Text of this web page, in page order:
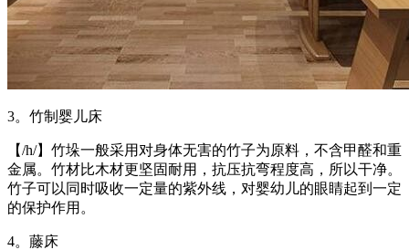
3。竹制婴儿床
【/h/】竹垛一般采用对身体无害的竹子为原料，不含甲醛和重
金属。竹材比木材更坚固耐用，抗压抗弯程度高，所以干净。
竹子可以同时吸收一定量的紫外线，对婴幼儿的眼睛起到一定
的保护作用。
4。藤床